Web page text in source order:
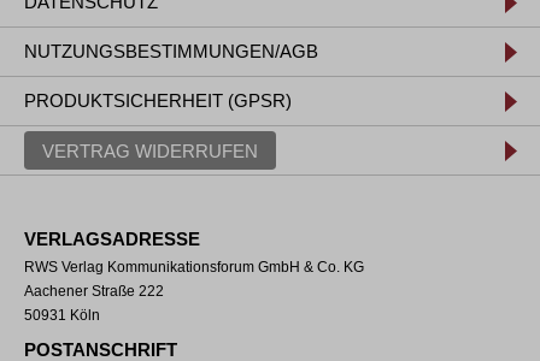
NUTZUNGSBESTIMMUNGEN/AGB
PRODUKTSICHERHEIT (GPSR)
VERTRAG WIDERRUFEN
VERLAGSADRESSE
RWS Verlag Kommunikationsforum GmbH & Co. KG
Aachener Straße 222
50931 Köln
POSTANSCHRIFT